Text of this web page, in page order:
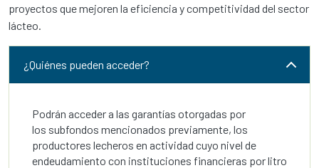
proyectos que mejoren la eficiencia y competitividad del sector
lácteo.
¿Quiénes pueden acceder?
Podrán acceder a las garantías otorgadas por
los subfondos mencionados previamente, los
productores lecheros en actividad cuyo nivel de
endeudamiento con instituciones financieras por litro